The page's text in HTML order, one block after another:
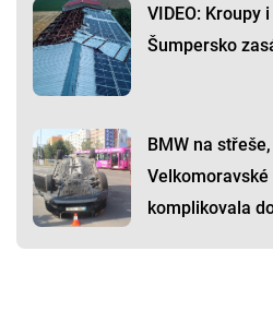
VIDEO: Kroupy
Šumpersko
BMW na
Velkomoravské
komplikovala